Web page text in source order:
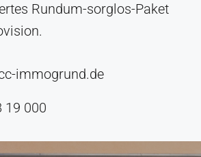
Rundum-sorglos-Paket
immogrund.de
19 000